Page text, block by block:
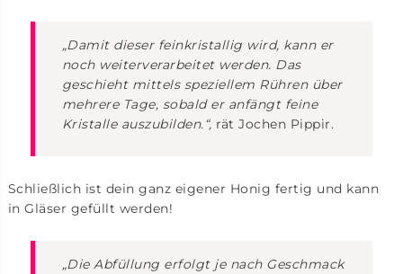
„Damit dieser feinkristallig wird, kann er
noch weiterverarbeitet werden. Das
geschieht mittels speziellem Rühren über
mehrere Tage, sobald er anfängt feine
Kristalle auszubilden.“, rät Jochen Pippir.
Schließlich ist dein ganz eigener Honig fertig und kann
in Gläser gefüllt werden!
„Die Abfüllung erfolgt je nach Geschmack